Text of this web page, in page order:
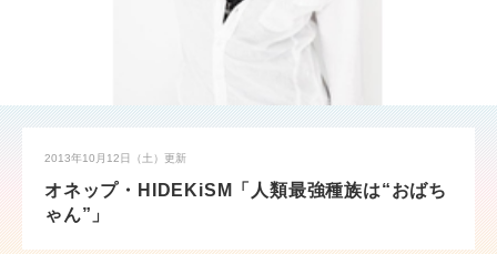
2013年10月12日（土） 更新
オネップ・HIDEKiSM「人類最強種族は“おばち
ゃん”」